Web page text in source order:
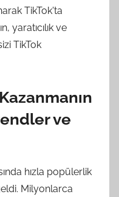
TikTok'ta
yaratıcılık ve
TikTok
ve
hızla popülerlik
Milyonlarca